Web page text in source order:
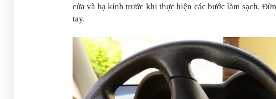
cửa và hạ kính trước khi thực hiện các bước làm sạch.
tay.